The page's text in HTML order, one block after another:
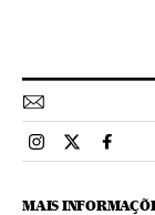
Esportes El
Esportes
MAIS